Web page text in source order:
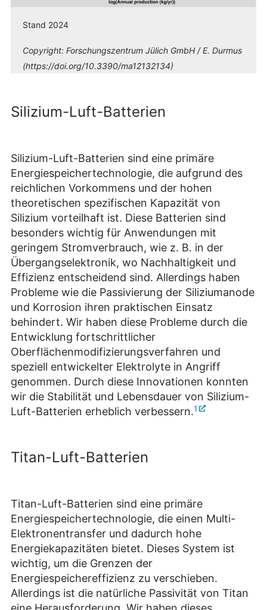
Stand 2024
Copyright: Forschungszentrum Jülich GmbH / E. Durmus
(https://doi.org/10.3390/ma12132134)
Silizium-Luft-Batterien
Silizium-Luft-Batterien sind eine primäre
Energiespeichertechnologie, die aufgrund des
reichlichen Vorkommens und der hohen
theoretischen spezifischen Kapazität von
Silizium vorteilhaft ist. Diese Batterien sind
besonders wichtig für Anwendungen mit
geringem Stromverbrauch, wie z. B. in der
Übergangselektronik, wo Nachhaltigkeit und
Effizienz entscheidend sind. Allerdings haben
Probleme wie die Passivierung der Siliziumanode
und Korrosion ihren praktischen Einsatz
behindert. Wir haben diese Probleme durch die
Entwicklung fortschrittlicher
Oberflächenmodifizierungsverfahren und
speziell entwickelter Elektrolyte in Angriff
genommen. Durch diese Innovationen konnten
wir die Stabilität und Lebensdauer von Silizium-
Luft-Batterien erheblich verbessern.1
Titan-Luft-Batterien
Titan-Luft-Batterien sind eine primäre
Energiespeichertechnologie, die einen Multi-
Elektronentransfer und dadurch hohe
Energiekapazitäten bietet. Dieses System ist
wichtig, um die Grenzen der
Energiespeichereffizienz zu verschieben.
Allerdings ist die natürliche Passivität von Titan